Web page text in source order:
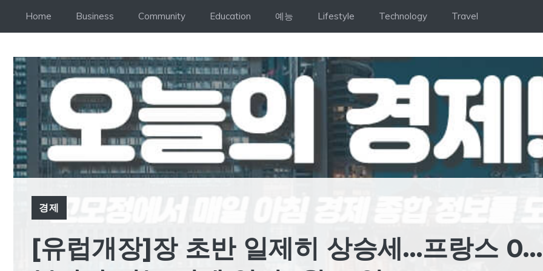
Home Business Community Education 예능 Lifestyle Technology Travel
경제
[유럽개장]장 초반 일제히 상승세…프랑스